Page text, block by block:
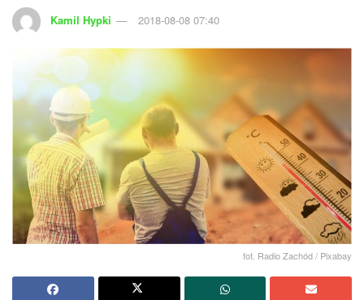
Kamil Hypki 2018-08-08 07:40
fot. Radio Zachód / Pixabay